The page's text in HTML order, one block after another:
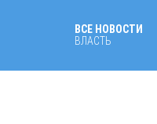
ВСЕ НОВОСТИ
ВЛАСТЬ